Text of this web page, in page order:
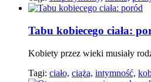
Tabu kobiecego ciała:
Kobiety przez wieki musiały
Tagi: ciało, ciąża, intymność,